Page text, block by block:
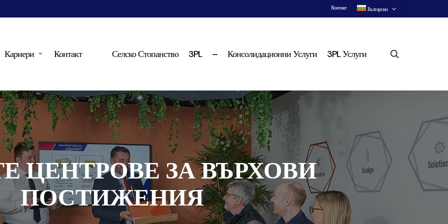
Контакт Български
Кариери Контакт Селско Стопанство 3PL – Консолидационни Услуги 3PL Услуги
ЦЕНТРОВЕ ЗА ВЪРХОВИ
ПОСТИЖЕНИЯ